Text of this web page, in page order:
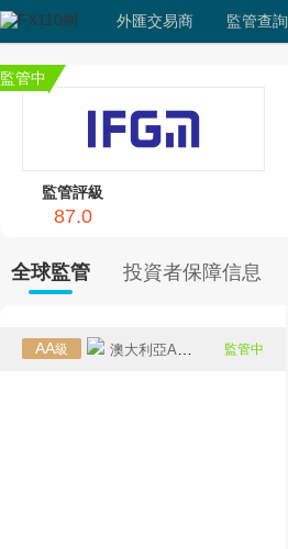
外匯交易商 監管查詢
監管中
監管評級
87.0
全球監管 投資者保障信息
AA級 澳大利亞ASIC 監管中